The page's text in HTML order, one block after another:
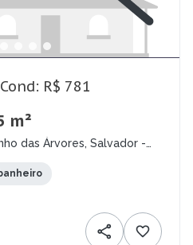
Cond: R$ 781
m²
das Árvores, Salvador -